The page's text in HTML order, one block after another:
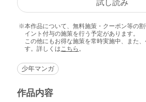
試し読み
本作品について、無料施策・クーポン等の
イント付与の施策を行う予定があります。
この他にもお得な施策を常時実施中、また
す。詳しくはこちら 。
少年マンガ
作品内容